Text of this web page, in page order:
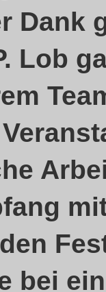
Dank
Lob
bei